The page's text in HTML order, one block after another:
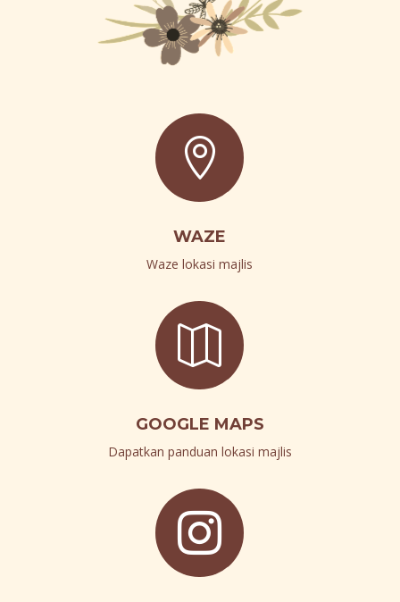

WAZE
Waze lokasi majlis

GOOGLE MAPS
Dapatkan panduan lokasi majlis
